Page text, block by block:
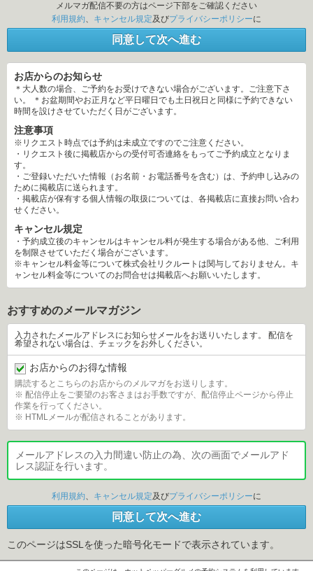
メルマガ配信不要の方はページ下部をご確認ください
利用規約、 キャンセル規定及び プライバシーポリシー に
同意して次へ進む
お店からのお知らせ
＊大人数の場合、ご予約をお受けできない場合がございます。ご注意下さ
い。 ＊お盆期間やお正月など平日曜日でも土日祝日と同様に予約できない
時間を設けさせていただく日がございます。
注意事項
※リクエスト時点では予約は未成立ですのでご注意ください。
・リクエスト後に掲載店からの受付可否連絡をもってご予約成立となりま
す。
・ご登録いただいた情報（お名前・お電話番号を含む）は、予約申し込みの
ために掲載店に送られます。
・掲載店が保有する個人情報の取扱については、各掲載店に直接お問い合わ
せください。
キャンセル規定
・予約成立後のキャンセルはキャンセル料が発生する場合がある他、ご利用
を制限させていただく場合がございます。
※キャンセル料金等について株式会社リクルートは関与しておりません。キ
ャンセル料金等についてのお問合せは掲載店へお願いいたします。
おすすめのメールマガジン
入力されたメールアドレスにお知らせメールをお送りいたします。 配信を
希望されない場合は、チェックをお外しください。
お店からのお得な情報
購読するとこちらのお店からのメルマガをお送りします。
※ 配信停止をご要望のお客さまはお手数ですが、配信停止ページから停止
作業を行ってください。
※ HTMLメールが配信されることがあります。
メールアドレスの入力間違い防止の為、次の画面でメールアド
レス認証を行います。
利用規約 キャンセル規定及び プライバシーポリシー に
同意して次へ進む
このページはSSLを使った暗号化モードで表示されています。